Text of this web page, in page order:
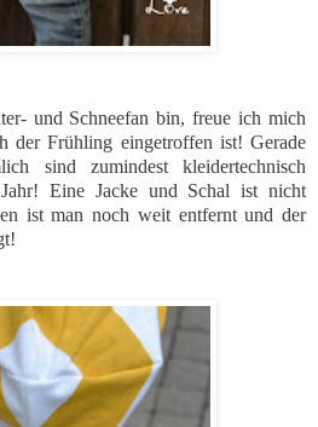
und Schneefan bin, freue ich mich
der Frühling eingetroffen ist! Gerade
sind zumindest kleidertechnisch
Eine Jacke und Schal ist nicht
ist man noch weit entfernt und der